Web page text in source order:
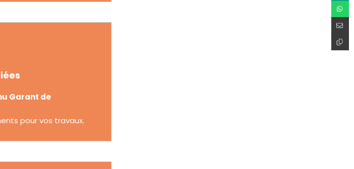
Garant de
pour vos travaux.